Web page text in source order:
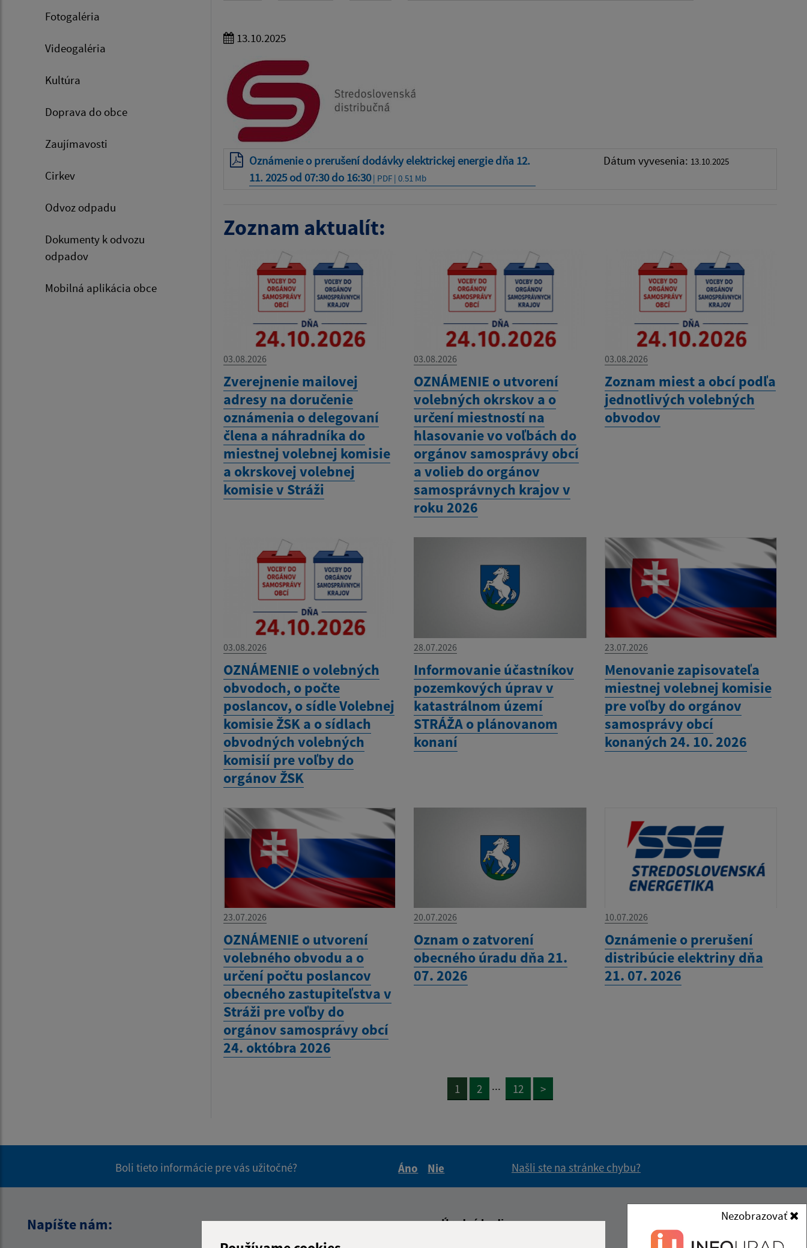
Nezobrazovať
Fotogaléria
Videogaléria
Kultúra
Doprava do obce
Zaujímavosti
Cirkev
Odvoz odpadu
Dokumenty k odvozu
odpadov
Mobilná aplikácia obce
13.10.2025
Oznámenie o prerušení dodávky elektrickej energie dňa 12.
11. 2025 od 07:30 do 16:30| PDF | 0.51 Mb
Dátum vyvesenia: 13.10.2025
Zoznam aktualít:
03.08.2026
Zverejnenie mailovej
adresy na doručenie
oznámenia o delegovaní
člena a náhradníka do
miestnej volebnej komisie
a okrskovej volebnej
komisie v Stráži
03.08.2026
OZNÁMENIE o utvorení
volebných okrskov a o
určení miestností na
hlasovanie vo voľbách do
orgánov samosprávy obcí
a volieb do orgánov
samosprávnych krajov v
roku 2026
03.08.2026
Zoznam miest a obcí podľa
jednotlivých volebných
obvodov
03.08.2026
OZNÁMENIE o volebných
obvodoch, o počte
poslancov, o sídle Volebnej
komisie ŽSK a o sídlach
obvodných volebných
komisií pre voľby do
orgánov ŽSK
28.07.2026
Informovanie účastníkov
pozemkových úprav v
katastrálnom území
STRÁŽA o plánovanom
konaní
23.07.2026
Menovanie zapisovateľa
miestnej volebnej komisie
pre voľby do orgánov
samosprávy obcí
konaných 24. 10. 2026
23.07.2026
OZNÁMENIE o utvorení
volebného obvodu a o
určení počtu poslancov
obecného zastupiteľstva v
Stráži pre voľby do
orgánov samosprávy obcí
24. októbra 2026
20.07.2026
Oznam o zatvorení
obecného úradu dňa 21.
07. 2026
10.07.2026
Oznámenie o prerušení
distribúcie elektriny dňa
21. 07. 2026
1 2 ... 12 >
Boli tieto informácie pre vás užitočné?
Áno
Nie
Našli ste na stránke chybu?
Napíšte nám: Úradné hodiny: